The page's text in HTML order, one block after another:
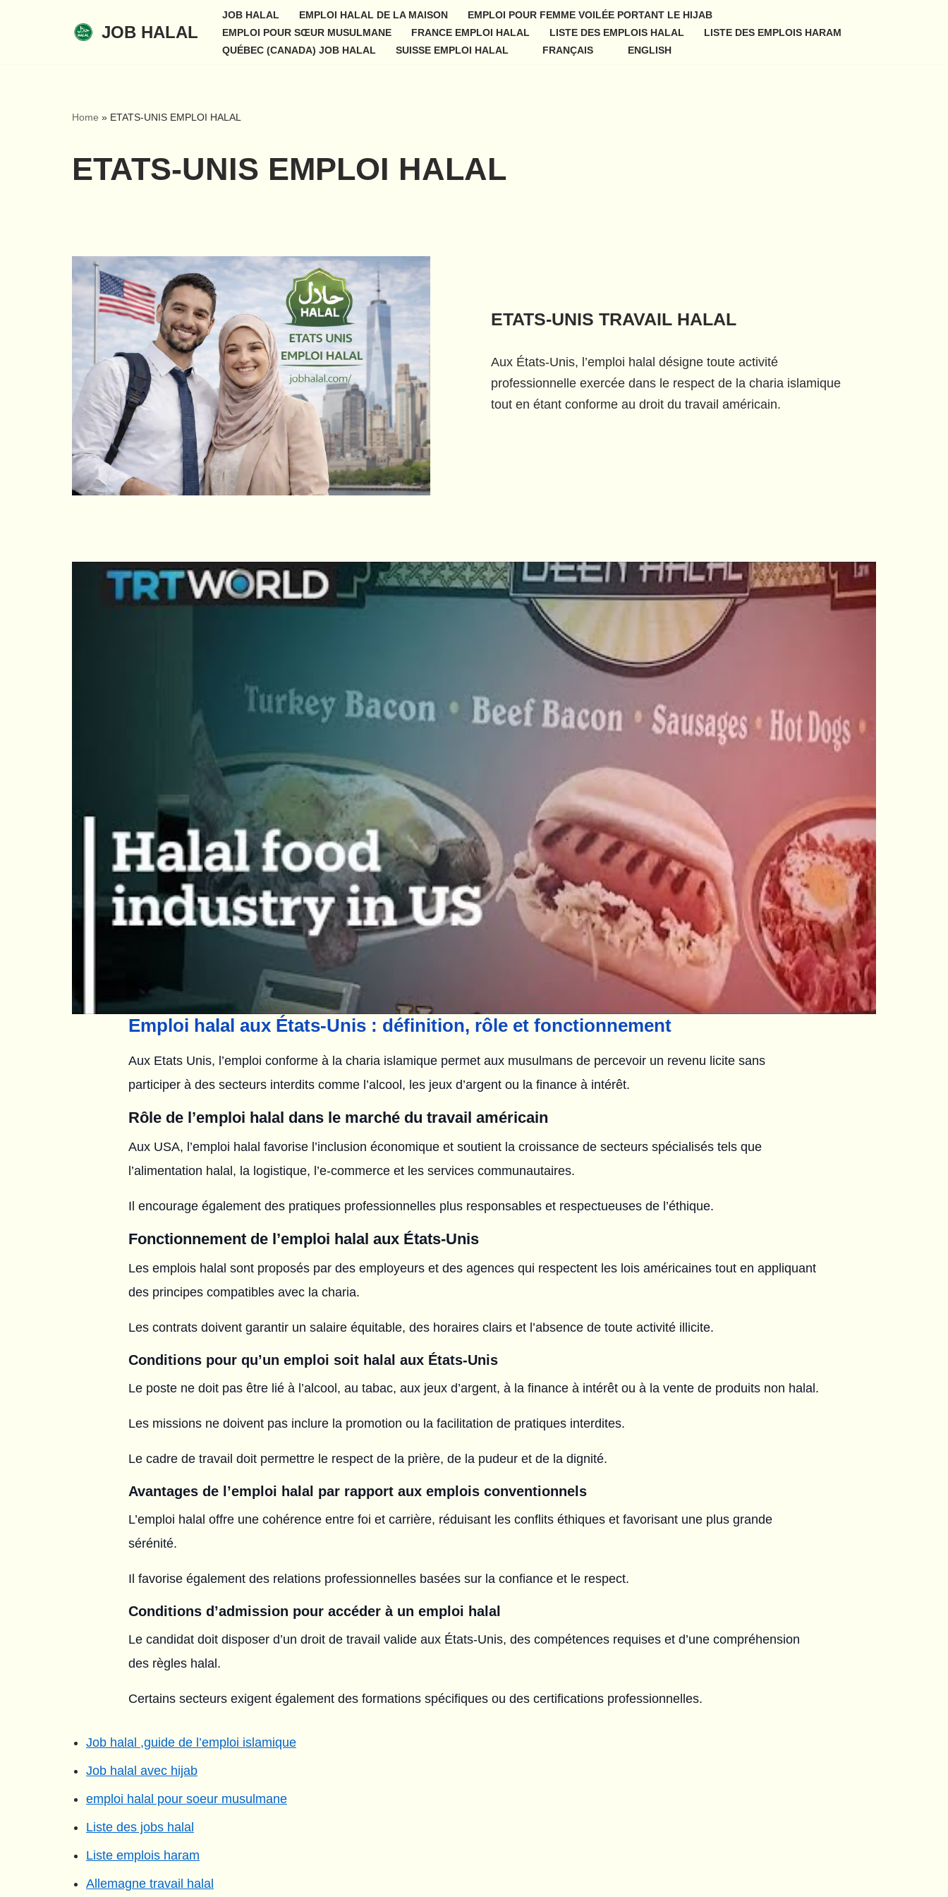
JOB HALAL
JOB HALAL EMPLOI HALAL DE LA MAISON
EMPLOI POUR FEMME VOILÉE PORTANT LE HIJAB
EMPLOI POUR SŒUR MUSULMANE
FRANCE EMPLOI HALAL LISTE DES EMPLOIS HALAL
LISTE DES EMPLOIS HARAM
QUÉBEC (CANADA) JOB HALAL
SUISSE EMPLOI HALAL FRANÇAIS ENGLISH
Home » ETATS-UNIS EMPLOI HALAL
ETATS-UNIS EMPLOI HALAL
ETATS-UNIS TRAVAIL HALAL
Aux États-Unis, l’emploi halal désigne toute activité
professionnelle exercée dans le respect de la charia islamique
tout en étant conforme au droit du travail américain.
Emploi halal aux États-Unis : définition, rôle et fonctionnement
Aux Etats Unis, l’emploi conforme à la charia islamique permet aux musulmans de percevoir un revenu licite sans
participer à des secteurs interdits comme l’alcool, les jeux d’argent ou la finance à intérêt.
Rôle de l’emploi halal dans le marché du travail américain
Aux USA, l’emploi halal favorise l’inclusion économique et soutient la croissance de secteurs spécialisés tels que
l’alimentation halal, la logistique, l’e-commerce et les services communautaires.
Il encourage également des pratiques professionnelles plus responsables et respectueuses de l’éthique.
Fonctionnement de l’emploi halal aux États-Unis
Les emplois halal sont proposés par des employeurs et des agences qui respectent les lois américaines tout en appliquant
des principes compatibles avec la charia.
Les contrats doivent garantir un salaire équitable, des horaires clairs et l’absence de toute activité illicite.
Conditions pour qu’un emploi soit halal aux États-Unis
Le poste ne doit pas être lié à l’alcool, au tabac, aux jeux d’argent, à la finance à intérêt ou à la vente de produits non halal.
Les missions ne doivent pas inclure la promotion ou la facilitation de pratiques interdites.
Le cadre de travail doit permettre le respect de la prière, de la pudeur et de la dignité.
Avantages de l’emploi halal par rapport aux emplois conventionnels
L’emploi halal offre une cohérence entre foi et carrière, réduisant les conflits éthiques et favorisant une plus grande
sérénité.
Il favorise également des relations professionnelles basées sur la confiance et le respect.
Conditions d’admission pour accéder à un emploi halal
Le candidat doit disposer d’un droit de travail valide aux États-Unis, des compétences requises et d’une compréhension
des règles halal.
Certains secteurs exigent également des formations spécifiques ou des certifications professionnelles.
Job halal ,guide de l’emploi islamique
Job halal avec hijab
emploi halal pour soeur musulmane
Liste des jobs halal
Liste emplois haram
Allemagne travail halal